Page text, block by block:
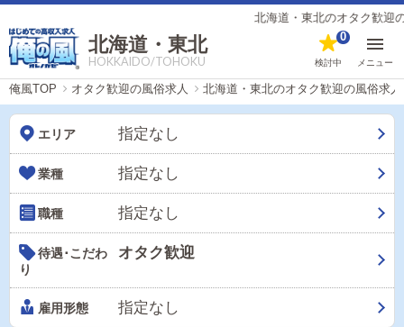
北海道・東北のオタク歓迎の風俗男性求人
北海道・東北
HOKKAIDO/TOHOKU 検討中
0
メニュー
俺風TOP オタク歓迎の風俗求人 北海道・東北のオタク歓迎の風俗求人
エリア 指定なし
業種 指定なし
職種 指定なし
待遇･こだわ
り
オタク歓迎
雇用形態 指定なし